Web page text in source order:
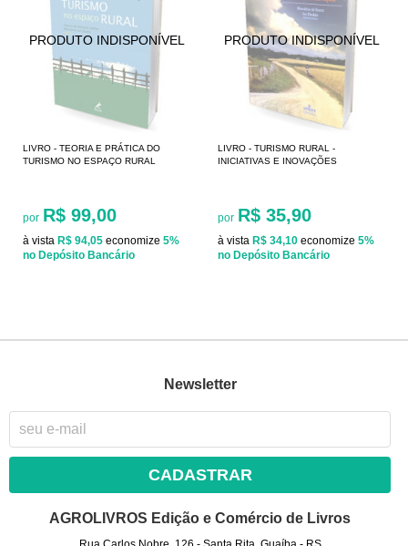
LIVRO - TEORIA E PRÁTICA DO
TURISMO NO ESPAÇO RURAL
por R$ 99,00
à vista R$ 94,05 economize 5%
no Depósito Bancário
LIVRO - TURISMO RURAL -
INICIATIVAS E INOVAÇÕES
por R$ 35,90
à vista R$ 34,10 economize 5%
no Depósito Bancário
Newsletter
CADASTRAR
AGROLIVROS Edição e Comércio de Livros